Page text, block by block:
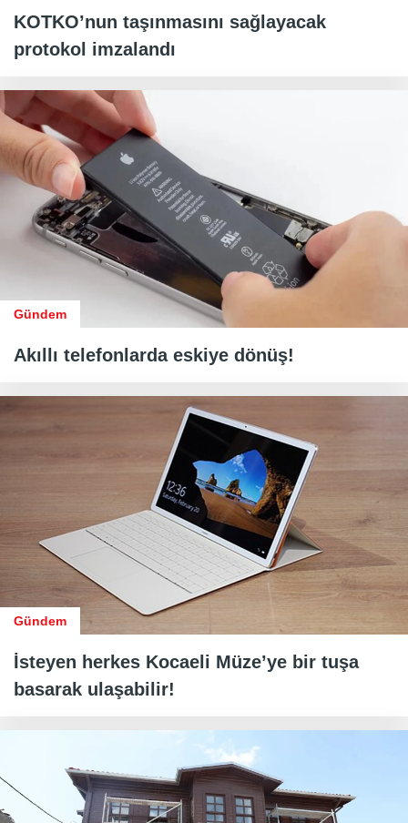
KOTKO’nun taşınmasını sağlayacak
protokol imzalandı
Gündem
Akıllı telefonlarda eskiye dönüş!
Gündem
İsteyen herkes Kocaeli Müze’ye bir tuşa
basarak ulaşabilir!